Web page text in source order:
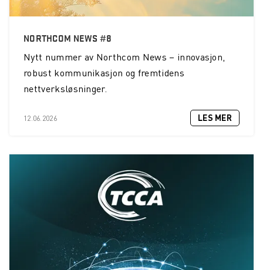
NORTHCOM NEWS #8
Nytt nummer av Northcom News – innovasjon,
robust kommunikasjon og fremtidens
nettverksløsninger.
12.06.2026 LES MER